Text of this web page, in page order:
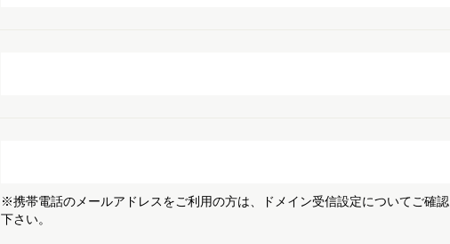
※携帯電話のメールアドレスをご利用の方は、ドメイン受信設定についてご確認
下さい。